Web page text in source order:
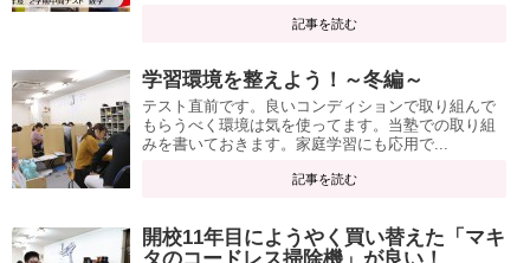
記事を読む
学習環境を整えよう！～冬編～
テスト直前です。良いコンディションで取り組んで
もらうべく環境は気を使ってます。当塾での取り組
みを書いておきます。家庭学習にも応用で...
記事を読む
開校11年目にようやく買い替えた「マキ